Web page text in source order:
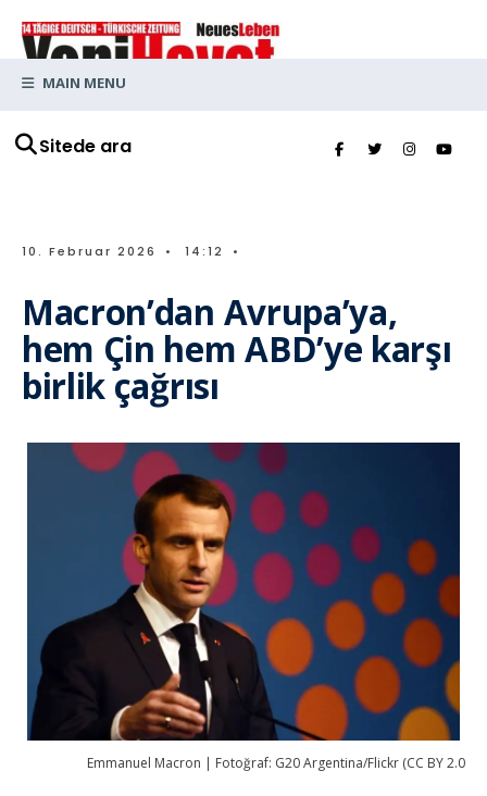
Sitede ara
MAIN MENU
10. Februar 2026 • 14:12 •
Macron’dan Avrupa’ya,
hem Çin hem ABD’ye karşı
birlik çağrısı
Emmanuel Macron | Fotoğraf: G20 Argentina/Flickr (CC BY 2.0